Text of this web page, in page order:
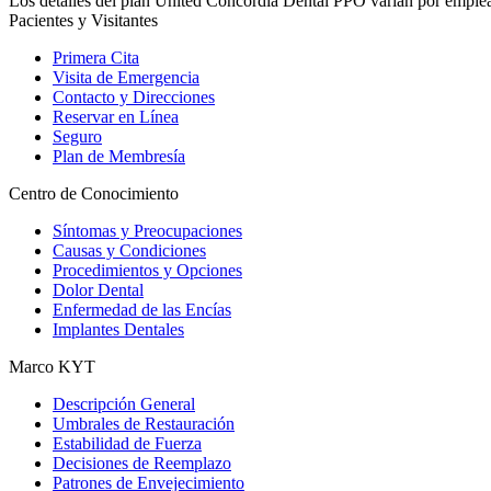
Pacientes y Visitantes
Primera Cita
Visita de Emergencia
Contacto y Direcciones
Reservar en Línea
Seguro
Plan de Membresía
Centro de Conocimiento
Síntomas y Preocupaciones
Causas y Condiciones
Procedimientos y Opciones
Dolor Dental
Enfermedad de las Encías
Implantes Dentales
Marco KYT
Descripción General
Umbrales de Restauración
Estabilidad de Fuerza
Decisiones de Reemplazo
Patrones de Envejecimiento